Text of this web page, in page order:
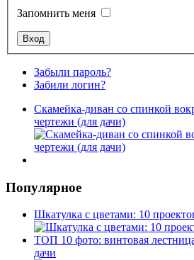
Запомнить меня
Забыли пароль?
Забили логин?
Скамейка-диван со спинкой
чертежи (для дачи)
Популярное
Шкатулка с цветами: 10
ТОП 10 фото: винтовая
дачи